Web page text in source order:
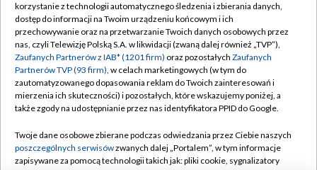
TVP
Abonament TVP
Emisja w TVP
Centrum informacji TVP
Naziemna Telewizja Cyfrowa
Rada Programowa
Regulamin TVP
Polityka prywatności
Moje zgody
Pomoc
Kontakt
korzystanie z technologii automatycznego śledzenia i zbierania danych,
dostęp do informacji na Twoim urządzeniu końcowym i ich
przechowywanie oraz na przetwarzanie Twoich danych osobowych przez
nas, czyli Telewizję Polską S.A. w likwidacji (zwaną dalej również „TVP”),
Zaufanych Partnerów z IAB* (1201 firm) oraz pozostałych Zaufanych
Partnerów TVP (93 firm), w celach marketingowych (w tym do
zautomatyzowanego dopasowania reklam do Twoich zainteresowań i
mierzenia ich skuteczności) i pozostałych, które wskazujemy poniżej, a
także zgody na udostępnianie przez nas identyfikatora PPID do Google.
Twoje dane osobowe zbierane podczas odwiedzania przez Ciebie naszych
poszczególnych serwisówzwanych dalej „Portalem”, w tym informacje
zapisywane za pomocą technologii takich jak: pliki cookie, sygnalizatory